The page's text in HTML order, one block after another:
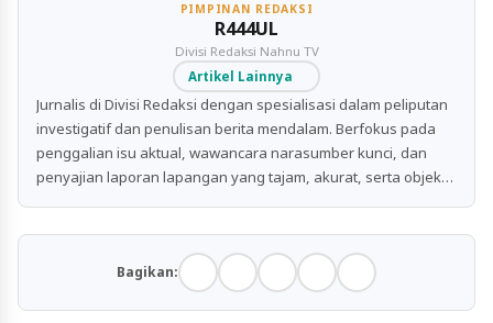
PIMPINAN REDAKSI
R444UL
Divisi Redaksi Nahnu TV
Artikel Lainnya
Jurnalis di Divisi Redaksi dengan spesialisasi dalam peliputan
investigatif dan penulisan berita mendalam. Berfokus pada
penggalian isu aktual, wawancara narasumber kunci, dan
penyajian laporan lapangan yang tajam, akurat, serta objektif
Bagikan: